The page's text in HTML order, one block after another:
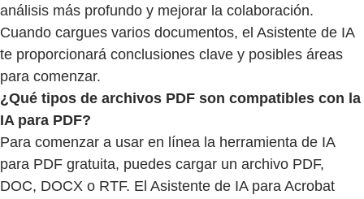
análisis más profundo y mejorar la colaboración.
Cuando cargues varios documentos, el Asistente de IA
te proporcionará conclusiones clave y posibles áreas
para comenzar.
¿Qué tipos de archivos PDF son compatibles con la
IA para PDF?
Para comenzar a usar en línea la herramienta de IA
para PDF gratuita, puedes cargar un archivo PDF,
DOC, DOCX o RTF. El Asistente de IA para Acrobat